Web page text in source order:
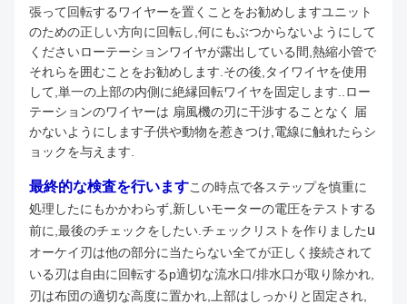
張って回転するワイヤーを置くことをお勧めしますユニット
のための正しい方向に回転し,何にもぶつからないようにして
くださいローテーションワイヤが露出している間,熱縮小管で
それらを囲むことをお勧めします.その後,タイワイヤを使用
して,単一の上部の内側に絶縁回転ワイヤを固定します..ロー
テーションのワイヤーは 扇風機の刃に干渉することなく 届
かないようにします子供や動物を惹きつけ,電線に触れたらシ
ョックを与えます.
最終的な検査を行いますこの時点で各ステップを慎重に
処理したにもかかわらず,新しいモーターの電圧をテストする
前に,最後のチェックをしたい.チェックリストを作りましたu
オーケイ刃は他の部分に当たらない全てが正しく接続されて
いる刃は自由に回転するp適切な流水口/排水口が取り除かれ,
刃は布団の適切な高度に置かれ,上部はしっかりと固定され,